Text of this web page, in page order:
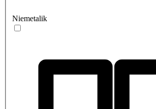
Niemetalik